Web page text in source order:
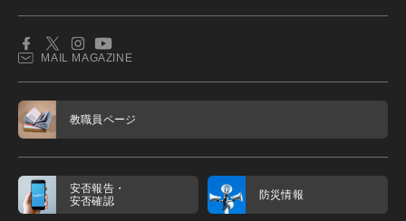
MAIL MAGAZINE
教職員ページ
安否報告・
安否確認
防災情報